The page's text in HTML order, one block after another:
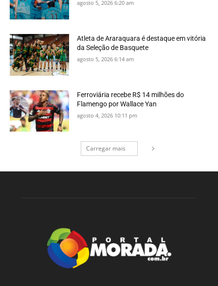
agosto 5, 2026 6:20 am
Atleta de Araraquara é destaque em vitória
da Seleção de Basquete
agosto 5, 2026 6:14 am
Ferroviária recebe R$ 14 milhões do
Flamengo por Wallace Yan
agosto 4, 2026 10:11 pm
Carregar mais